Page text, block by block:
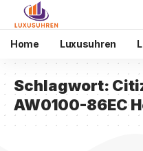
Home Luxusuhren
Schlagwort:
AW0100-86EC